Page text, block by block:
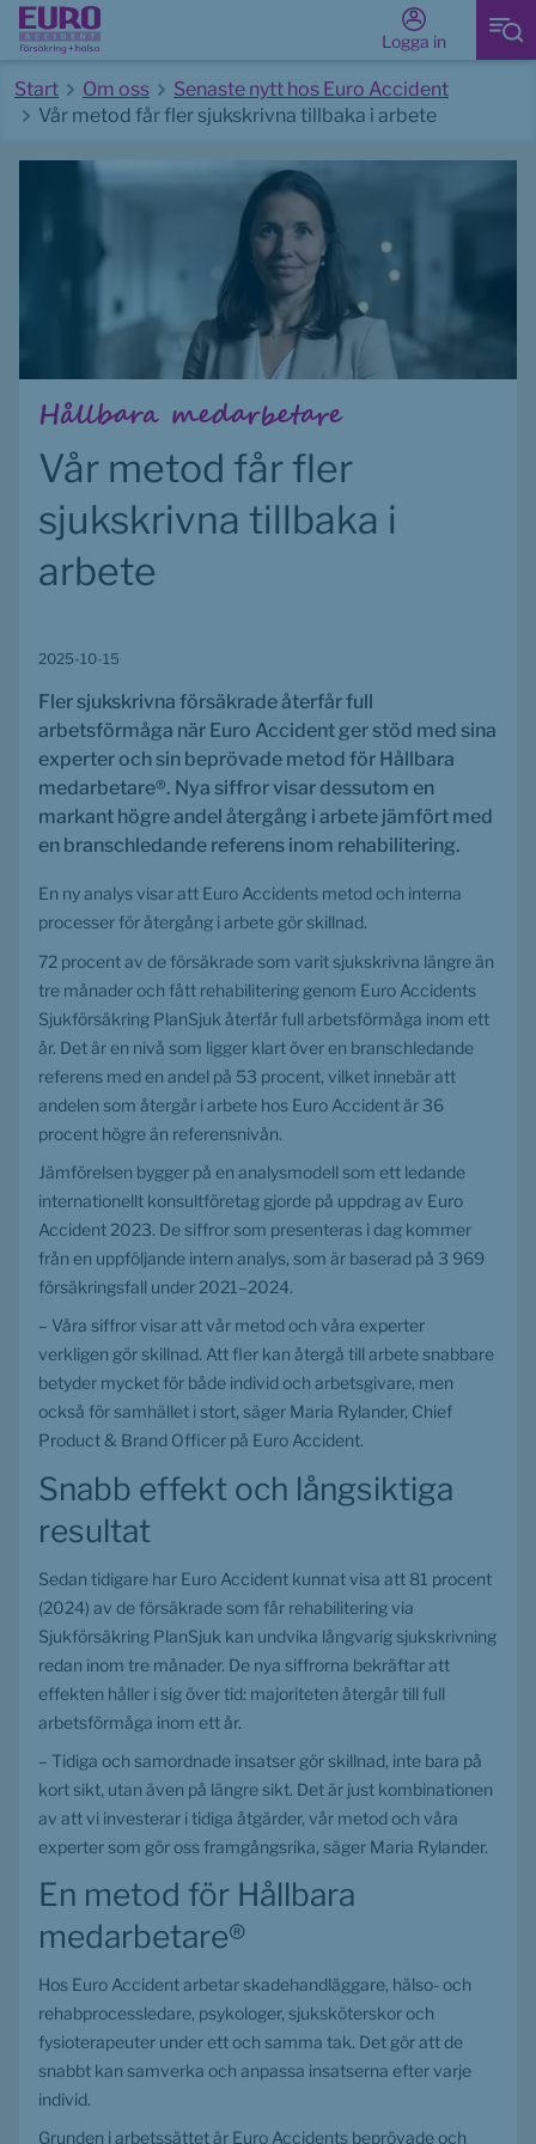
Logga in
Start Om oss
Senaste nytt hos Euro Accident
Vår metod får fler sjukskrivna tillbaka i arbete
Hållbara medarbetare
Vår metod får fler
sjukskrivna tillbaka i
arbete
2025-10-15
Fler sjukskrivna försäkrade återfår full
arbetsförmåga när Euro Accident ger stöd med sina
experter och sin beprövade metod för Hållbara
medarbetare®. Nya siffror visar dessutom en
markant högre andel återgång i arbete jämfört med
en branschledande referens inom rehabilitering.
En ny analys visar att Euro Accidents metod och interna
processer för återgång i arbete gör skillnad.
72 procent av de försäkrade som varit sjukskrivna längre än
tre månader och fått rehabilitering genom Euro Accidents
Sjukförsäkring PlanSjuk återfår full arbetsförmåga inom ett
år. Det är en nivå som ligger klart över en branschledande
referens med en andel på 53 procent, vilket innebär att
andelen som återgår i arbete hos Euro Accident är 36
procent högre än referensnivån.
Jämförelsen bygger på en analysmodell som ett ledande
internationellt konsultföretag gjorde på uppdrag av Euro
Accident 2023. De siffror som presenteras i dag kommer
från en uppföljande intern analys, som är baserad på 3 969
försäkringsfall under 2021–2024.
– Våra siffror visar att vår metod och våra experter
verkligen gör skillnad. Att fler kan återgå till arbete snabbare
betyder mycket för både individ och arbetsgivare, men
också för samhället i stort, säger Maria Rylander, Chief
Product & Brand Officer på Euro Accident.
Snabb effekt och långsiktiga
resultat
Sedan tidigare har Euro Accident kunnat visa att 81 procent
(2024) av de försäkrade som får rehabilitering via
Sjukförsäkring PlanSjuk kan undvika långvarig sjukskrivning
redan inom tre månader. De nya siffrorna bekräftar att
effekten håller i sig över tid: majoriteten återgår till full
arbetsförmåga inom ett år.
– Tidiga och samordnade insatser gör skillnad, inte bara på
kort sikt, utan även på längre sikt. Det är just kombinationen
av att vi investerar i tidiga åtgärder, vår metod och våra
experter som gör oss framgångsrika, säger Maria Rylander.
En metod för Hållbara
medarbetare®
Hos Euro Accident arbetar skadehandläggare, hälso- och
rehabprocessledare, psykologer, sjuksköterskor och
fysioterapeuter under ett och samma tak. Det gör att de
snabbt kan samverka och anpassa insatserna efter varje
individ.
Grunden i arbetssättet är Euro Accidents beprövade och